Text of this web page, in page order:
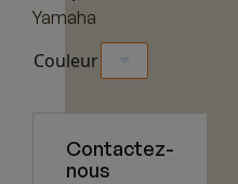
Yamaha
Couleur
Contactez-
nous